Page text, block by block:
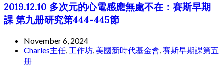
2019.12.10 多次元的心電感應無處不在：賽斯早期
課 第九册研究第444-445節
November 6, 2024
Charles主任, 工作坊, 美國新時代基金會,賽斯早期課第五
册